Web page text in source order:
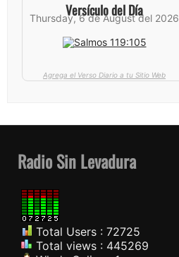
Versículo del Día
Thursday, 6 de August del 2026
Agrega el Verso Diario a tu Sitio Web
Radio Sin Levadura
Total Users : 72725
Total views : 445269